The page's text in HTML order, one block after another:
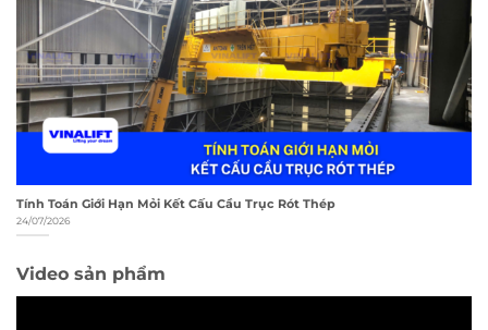
Tính Toán Giới Hạn Mỏi Kết Cấu Cầu Trục Rót Thép
24/07/2026
Video sản phẩm